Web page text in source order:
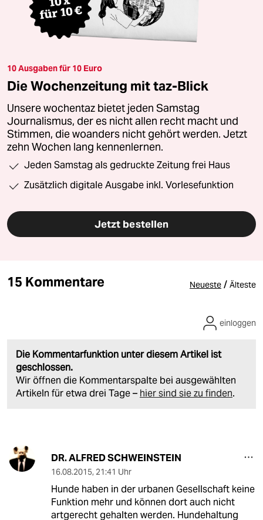
10 Ausgaben für 10 Euro
Die Wochenzeitung mit taz-Blick
Unsere wochentaz bietet jeden Samstag
Journalismus, der es nicht allen recht macht und
Stimmen, die woanders nicht gehört werden. Jetzt
zehn Wochen lang kennenlernen.
Jeden Samstag als gedruckte Zeitung frei Haus
Zusätzlich digitale Ausgabe inkl. Vorlesefunktion
Jetzt bestellen
15 Kommentare Neueste / Älteste
Die Kommentarfunktion unter diesem Artikel ist
geschlossen.
Wir öffnen die Kommentarspalte bei ausgewählten
Artikeln für etwa drei Tage – hier sind sie zu finden.
einloggen
DR. ALFRED SCHWEINSTEIN
16.08.2015, 21:41 Uhr
Hunde haben in der urbanen Gesellschaft keine
Funktion mehr und können dort auch nicht
artgerecht gehalten werden. Hundehaltung